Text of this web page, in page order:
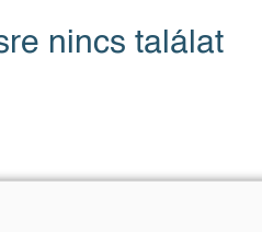
nincs találat